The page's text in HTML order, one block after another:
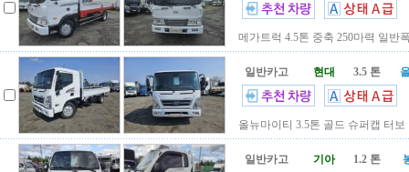
메가트럭 4.5톤 중축 250마력 일반
일반카고 현대 3.5 톤
올뉴마이티 3.5톤 골드 슈퍼캡 터
일반카고 기아 1.2 톤